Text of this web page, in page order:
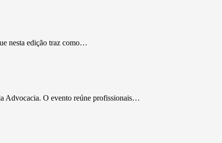
nesta edição traz como…
Advocacia. O evento reúne profissionais…